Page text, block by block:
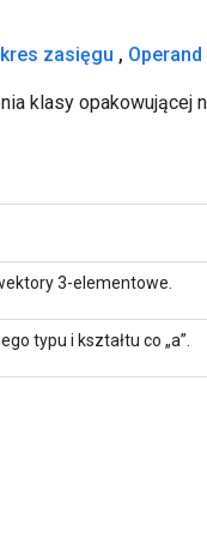
zasięgu , Operand
klasy opakowującej
3-elementowe.
typu i kształtu co „a”.